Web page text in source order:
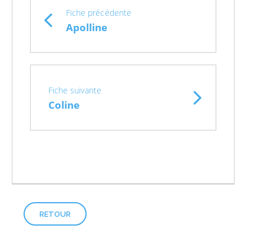
Fiche précédente
Apolline
Fiche suivante
Coline
RETOUR